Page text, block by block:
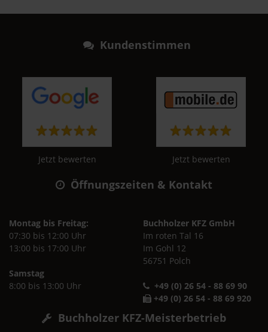
Kundenstimmen
Jetzt bewerten Jetzt bewerten
Öffnungszeiten & Kontakt
Montag bis Freitag:
07:30 bis 12:00 Uhr
13:00 bis 17:00 Uhr
Samstag
8:00 bis 13:00 Uhr
Buchholzer KFZ GmbH
Im roten Tal 16
Im Gohl 12
56751 Polch
+49 (0) 26 54 - 88 69 90
+49 (0) 26 54 - 88 69 920
Buchholzer KFZ-Meisterbetrieb